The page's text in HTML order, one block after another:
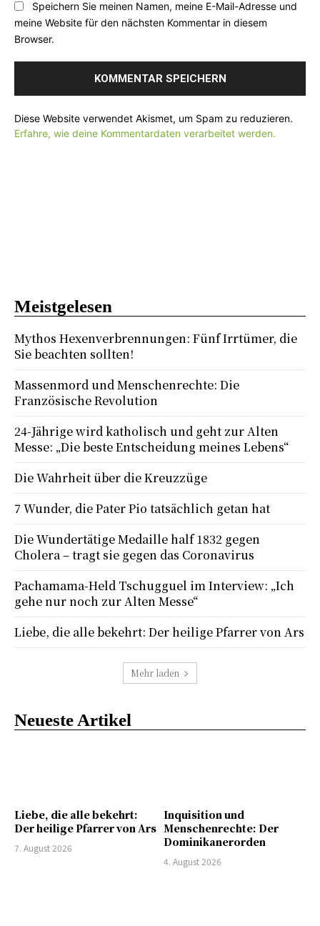
:
Speichern Sie meinen Namen, meine E-Mail-Adresse und
meine Website für den nächsten Kommentar in diesem
Browser.
Diese Website verwendet Akismet, um Spam zu reduzieren.
Erfahre, wie deine Kommentardaten verarbeitet werden.
Neueste Artikel
Liebe, die alle bekehrt:
Der heilige Pfarrer von Ars
7. August 2026
Inquisition und
Menschenrechte: Der
Dominikanerorden
4. August 2026
Meistgelesen
Mythos Hexenverbrennungen: Fünf Irrtümer, die
Sie beachten sollten!
Massenmord und Menschenrechte: Die
Französische Revolution
24-Jährige wird katholisch und geht zur Alten
Messe: „Die beste Entscheidung meines Lebens“
Die Wahrheit über die Kreuzzüge
7 Wunder, die Pater Pio tatsächlich getan hat
Die Wundertätige Medaille half 1832 gegen
Cholera – tragt sie gegen das Coronavirus
Pachamama-Held Tschugguel im Interview: „Ich
gehe nur noch zur Alten Messe“
Liebe, die alle bekehrt: Der heilige Pfarrer von Ars
Mehr laden